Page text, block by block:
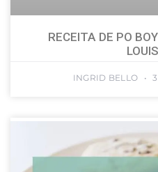
RECEITA DE PO
INGRID BELLO